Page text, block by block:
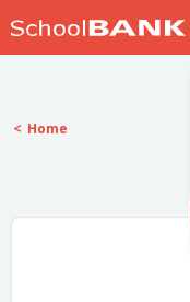
Home